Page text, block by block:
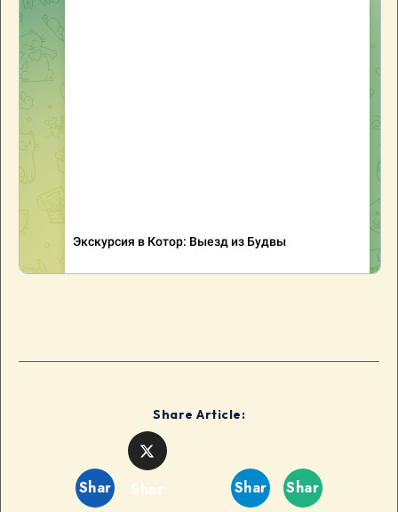
Share Article:
Shar
Shar
Shar
Shar